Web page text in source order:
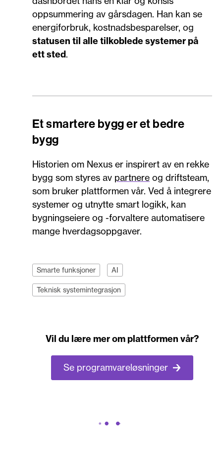
oppsummering av gårsdagen. Han kan se
energiforbruk, kostnadsbesparelser, og
statusen til alle tilkoblede systemer på
ett sted.
Et smartere bygg er et bedre
bygg
Historien om Nexus er inspirert av en rekke
bygg som styres av partnere og driftsteam,
som bruker plattformen vår. Ved å integrere
systemer og utnytte smart logikk, kan
bygningseiere og -forvaltere automatisere
mange hverdagsoppgaver.
Smarte funksjoner AI
Teknisk systemintegrasjon
Vil du lære mer om plattformen vår?
Se programvareløsninger